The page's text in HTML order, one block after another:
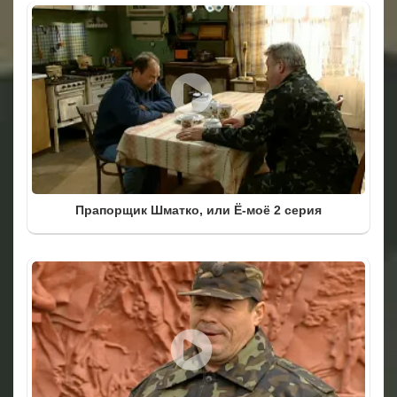
Прапорщик Шматко, или Ё-моё 2 серия